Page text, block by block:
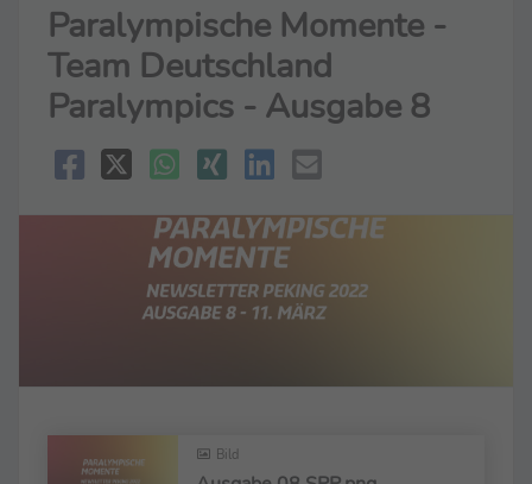
Paralympische Momente -
Team Deutschland
Paralympics - Ausgabe 8
Bild